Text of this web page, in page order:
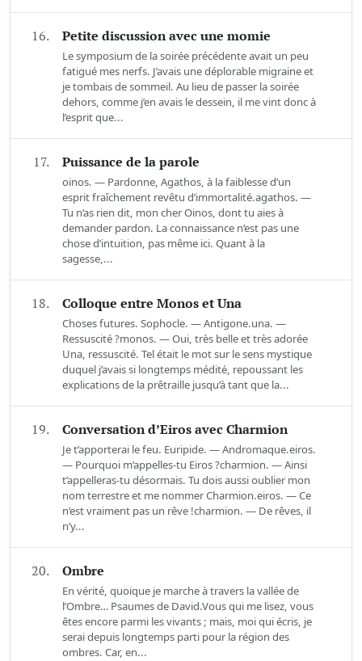
16. Petite discussion avec une momie
Le symposium de la soirée précédente avait un peu
fatigué mes nerfs. J’avais une déplorable migraine et
je tombais de sommeil. Au lieu de passer la soirée
dehors, comme j’en avais le dessein, il me vint donc à
l’esprit que...
17. Puissance de la parole
oinos. — Pardonne, Agathos, à la faiblesse d’un
esprit fraîchement revêtu d’immortalité.agathos. —
Tu n’as rien dit, mon cher Oinos, dont tu aies à
demander pardon. La connaissance n’est pas une
chose d’intuition, pas même ici. Quant à la
sagesse,...
18. Colloque entre Monos et Una
Choses futures. Sophocle. — Antigone.una. —
Ressuscité ?monos. — Oui, très belle et très adorée
Una, ressuscité. Tel était le mot sur le sens mystique
duquel j’avais si longtemps médité, repoussant les
explications de la prêtraille jusqu’à tant que la...
19. Conversation d’Eiros avec Charmion
Je t’apporterai le feu. Euripide. — Andromaque.eiros.
— Pourquoi m’appelles-tu Eiros ?charmion. — Ainsi
t’appelleras-tu désormais. Tu dois aussi oublier mon
nom terrestre et me nommer Charmion.eiros. — Ce
n’est vraiment pas un rêve !charmion. — De rêves, il
n’y...
20. Ombre
En vérité, quoique je marche à travers la vallée de
l’Ombre… Psaumes de David.Vous qui me lisez, vous
êtes encore parmi les vivants ; mais, moi qui écris, je
serai depuis longtemps parti pour la région des
ombres. Car, en...